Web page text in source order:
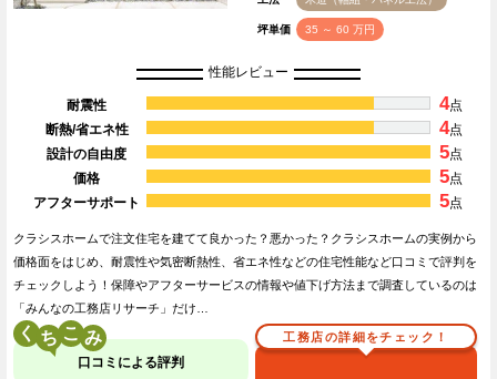
坪単価 35 ～ 60 万円
性能レビュー
耐震性 4点
断熱/省エネ性
4点
設計の自由度
5点
価格
5点
アフターサポート
5点
クラシスホームで注文住宅を建てて良かった？悪かった？クラシスホームの実例から
価格面をはじめ、耐震性や気密断熱性、省エネ性などの住宅性能など口コミで評判を
チェックしよう！保障やアフターサービスの情報や値下げ方法まで調査しているのは
「みんなの工務店リサーチ」だけ…
く こ
口コミによる評判
工務店の詳細をチェック！